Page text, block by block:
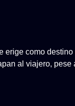
como
al viajero,